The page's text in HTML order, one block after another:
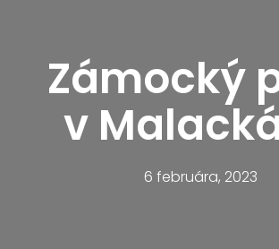
Zámocký
v
6 februára, 2023